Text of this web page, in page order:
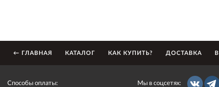
← ГЛАВНАЯ КАТАЛОГ КАК КУПИТЬ? ДОСТАВКА
Способы оплаты: Мы в соцсетях: